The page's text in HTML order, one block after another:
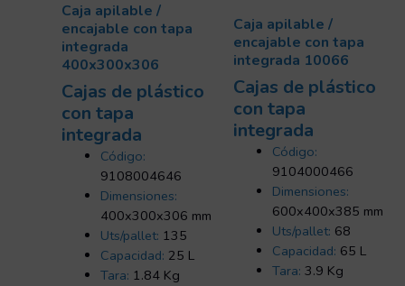
Caja apilable /
encajable con tapa
integrada
400x300x306
Cajas de plástico
con tapa
integrada
Código:
9108004646
Dimensiones:
400x300x306 mm
Uts/pallet: 135
Capacidad: 25 L
Tara: 1.84 Kg
Caja apilable /
encajable con tapa
integrada 10066
Cajas de plástico
con tapa
integrada
Código:
9104000466
Dimensiones:
600x400x385 mm
Uts/pallet: 68
Capacidad: 65 L
Tara: 3.9 Kg